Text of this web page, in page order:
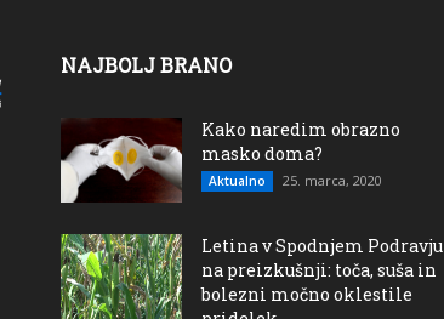
NAJBOLJ BRANO
Kako naredim obrazno
masko doma?
Aktualno 25. marca, 2020
Letina v Spodnjem Podravju
na preizkušnji: toča, suša in
bolezni močno oklestile